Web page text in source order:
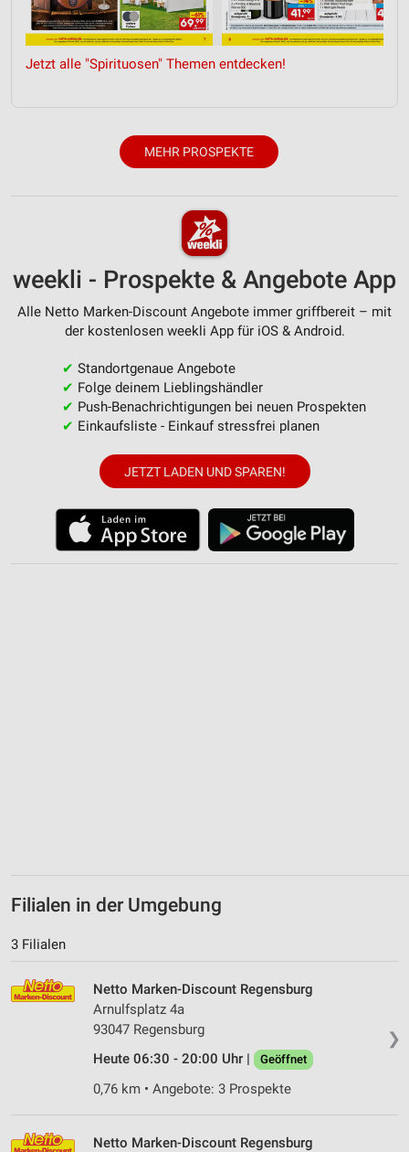
Jetzt alle "Spirituosen" Themen entdecken!
MEHR PROSPEKTE
weekli - Prospekte & Angebote App
Alle Netto Marken-Discount Angebote immer griffbereit – mit
der kostenlosen weekli App für iOS & Android.
✔ Standortgenaue Angebote
✔ Folge deinem Lieblingshändler
✔ Push-Benachrichtigungen bei neuen Prospekten
✔ Einkaufsliste - Einkauf stressfrei planen
JETZT LADEN UND SPAREN!
Filialen in der Umgebung
3 Filialen
❯
Netto Marken-Discount Regensburg
Arnulfsplatz 4a
93047 Regensburg
Heute 06:30 - 20:00 Uhr |
Geöffnet
0,76 km • Angebote: 3 Prospekte
Netto Marken-Discount Regensburg
Verwendung genauer Standortdaten
Geräte anhand von aktiv angeforderten
Informationen identifizieren